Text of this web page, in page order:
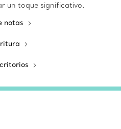
un toque significativo.
notas